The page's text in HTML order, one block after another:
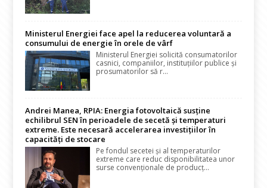
Ministerul Energiei face apel la reducerea voluntară a
consumului de energie în orele de vârf
Ministerul Energiei solicită consumatorilor
casnici, companiilor, instituțiilor publice și
prosumatorilor să r...
Andrei Manea, RPIA: Energia fotovoltaică susține
echilibrul SEN în perioadele de secetă și temperaturi
extreme. Este necesară accelerarea investițiilor în
capacități de stocare
Pe fondul secetei și al temperaturilor
extreme care reduc disponibilitatea unor
surse convenționale de producț...